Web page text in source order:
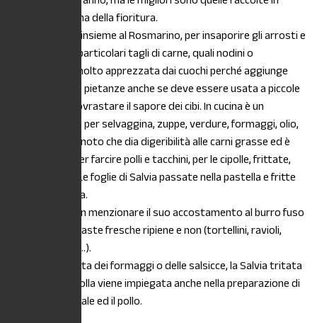
primavera, prima della fioritura.
E’ usata, insieme al Rosmarino, per insaporire gli arrosti e
aromatizzare particolari tagli di carne, quali nodini o
scaloppine. E’ molto apprezzata dai cuochi perché aggiunge
sapore a molte pietanze anche se deve essere usata a piccole
dosi per non sovrastare il sapore dei cibi. In cucina è un
aromatizzante per selvaggina, zuppe, verdure, formaggi, olio,
burro, aceto; è noto che dia digeribilità alle carni grasse ed è
usata inoltre per farcire polli e tacchini, per le cipolle, frittate,
pane, focacce. Le foglie di Salvia passate nella pastella e fritte
sono una delizia.
Infine, come non menzionare il suo accostamento al burro fuso
per condire le paste fresche ripiene e non (tortellini, ravioli,
gnocchetti, ecc..).
Usata nella pasta dei formaggi o delle salsicce, la Salvia tritata
insieme alla cipolla viene impiegata anche nella preparazione di
ripieni per il maiale ed il pollo.